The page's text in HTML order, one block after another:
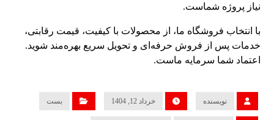
نیاز پروژه شماست.
با انتخاب فروشگاه ما، از محصولات با کیفیت، قیمت رقابتی،
خدمات پس از فروش حرفه‌ای و تحویل سریع بهره‌مند شوید.
اعتماد شما سرمایه ماست.
نویسنده خرداد 12, 1404 بست